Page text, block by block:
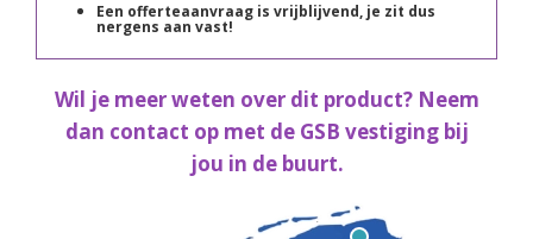
Een offerteaanvraag is vrijblijvend, je zit dus
nergens aan vast!
Wil je meer weten over dit product? Neem
dan contact op met de GSB vestiging bij
jou in de buurt.